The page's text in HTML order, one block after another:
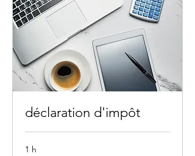
déclaration d'impôt
1 h